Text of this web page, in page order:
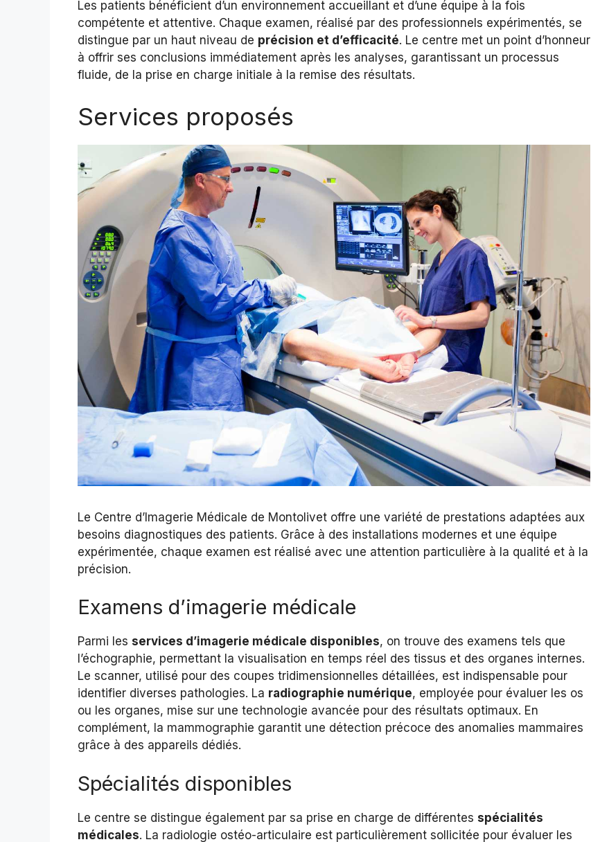
Les patients bénéficient d’un environnement accueillant et d’une équipe à la fois
compétente et attentive. Chaque examen, réalisé par des professionnels expérimentés, se
distingue par un haut niveau de précision et d’efficacité. Le centre met un point d’honneur
à offrir ses conclusions immédiatement après les analyses, garantissant un processus
fluide, de la prise en charge initiale à la remise des résultats.
Services proposés
Le Centre d’Imagerie Médicale de Montolivet offre une variété de prestations adaptées aux
besoins diagnostiques des patients. Grâce à des installations modernes et une équipe
expérimentée, chaque examen est réalisé avec une attention particulière à la qualité et à la
précision.
Examens d’imagerie médicale
Parmi les services d’imagerie médicale disponibles, on trouve des examens tels que
l’échographie, permettant la visualisation en temps réel des tissus et des organes internes.
Le scanner, utilisé pour des coupes tridimensionnelles détaillées, est indispensable pour
identifier diverses pathologies. La radiographie numérique, employée pour évaluer les os
ou les organes, mise sur une technologie avancée pour des résultats optimaux. En
complément, la mammographie garantit une détection précoce des anomalies mammaires
grâce à des appareils dédiés.
Spécialités disponibles
Le centre se distingue également par sa prise en charge de différentes spécialités
médicales. La radiologie ostéo-articulaire est particulièrement sollicitée pour évaluer les